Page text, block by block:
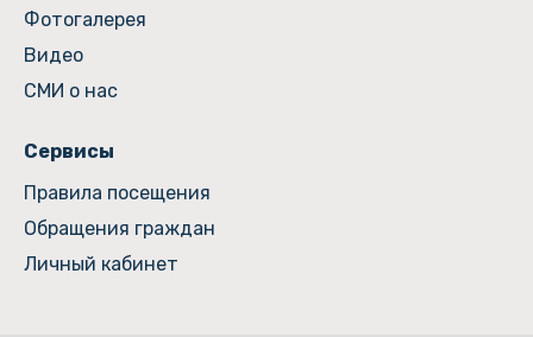
Фотогалерея
Видео
СМИ о нас
Сервисы
Правила посещения
Обращения граждан
Личный кабинет